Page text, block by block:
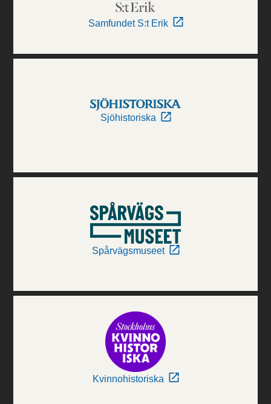
Samfundet S:t Erik
Sjöhistoriska
Spårvägsmuseet
Kvinnohistoriska